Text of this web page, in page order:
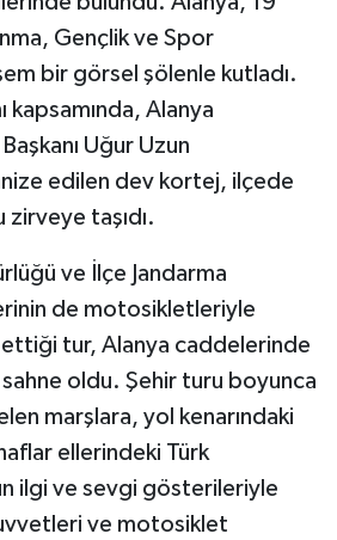
Gençlik ve Spor
bir görsel şölenle kutladı.
kapsamında, Alanya
Uğur Uzun
edilen dev kortej, ilçede
zirveye taşıdı.
ve İlçe Jandarma
de motosikletleriyle
ettiği tur, Alanya caddelerinde
oldu. Şehir turu boyunca
marşlara, yol kenarındaki
ellerindeki Türk
ilgi ve sevgi gösterileriyle
ve motosiklet